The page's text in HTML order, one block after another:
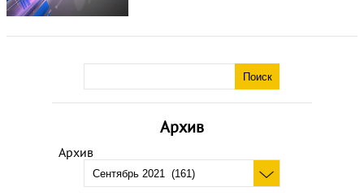
Архив
Архив